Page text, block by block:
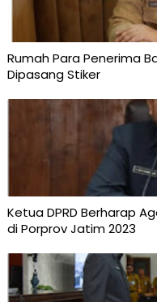
Rumah Para Penerima
Dipasang Stiker
Ketua DPRD Berharap
di Porprov Jatim 2023